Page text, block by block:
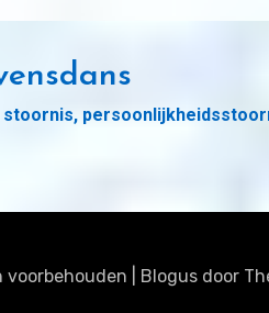
stoornis,
Blogus door